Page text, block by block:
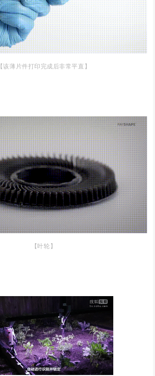
【该薄片件打印完成后非常平直】
【叶轮】